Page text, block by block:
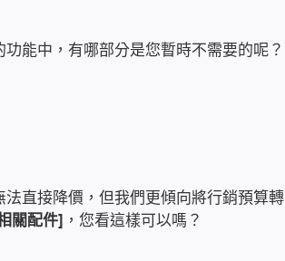
能中，有哪部分是您暫時不需要的呢？
直接降價，但我們更傾向將行銷預算轉
關配件] ，您看這樣可以嗎？